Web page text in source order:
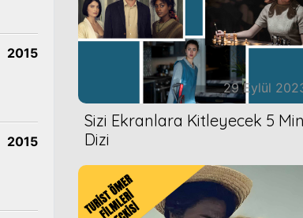
2015
2015
29 Eylül
Sizi Ekranlara Kitleyecek 5
Dizi